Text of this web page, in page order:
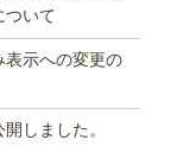
ついて
表示への変更の
しました。